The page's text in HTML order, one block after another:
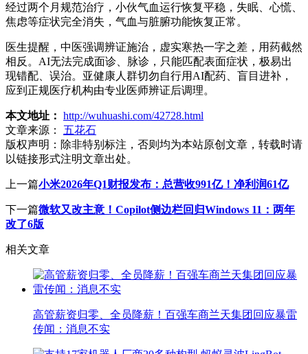
经过两个月规范治疗，小伙气血运行恢复平稳，失眠、心慌、
焦虑等症状完全消失，气血与脏腑功能恢复正常。
医生提醒，中医强调辨证施治，虚实寒热一字之差，用药截然
相反。AI无法完成面诊、脉诊，只能匹配表面症状，极易出
现错配、误治。亚健康人群切勿自行用AI配药、盲目进补，
应到正规医疗机构由专业医师辨证后调理。
本文地址： http://wuhuashi.com/42728.html
文章来源：
五花石
版权声明： 除非特别标注，否则均为本站原创文章，转载时请
以链接形式注明文章出处。
上一篇小米2026年Q1财报发布：总营收991亿！净利润61亿
下一篇微软又改主意！Copilot侧边栏回归Windows 11：两年
改了6版
相关文章
高管薪资归零、全员降薪！百强车商兰天集团回应暴雷
传闻：消息不实